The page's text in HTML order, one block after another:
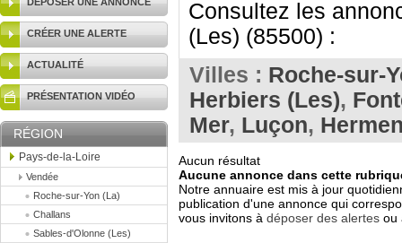
CRÉER UNE ALERTE
ACTUALITÉ
PRÉSENTATION VIDÉO
RÉGION
Pays-de-la-Loire
Vendée
Roche-sur-Yon (La)
Challans
Sables-d'Olonne (Les)
Consultez les
(Les) (85500) :
Villes : Roche-sur-
Herbiers (Les),
Mer, Luçon,
Aucun résultat
Aucune annonce dans cette
Notre annuaire est mis à jour
publication d'une annonce qui
vous invitons à déposer des alertes ou